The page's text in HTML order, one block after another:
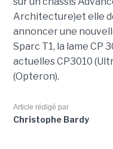
Architecture)et elle
annoncer une
Sparc T1, la lame CP
actuelles CP3010
(Opteron).
Article rédigé par
Christophe Bardy